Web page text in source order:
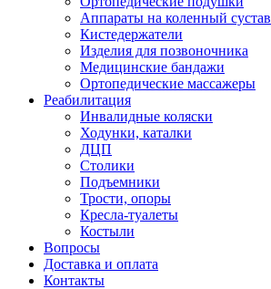
Аппараты на коленный сустав
Кистедержатели
Изделия для позвоночника
Медицинские бандажи
Ортопедические массажеры
Реабилитация
Инвалидные коляски
Ходунки, каталки
ДЦП
Столики
Подъемники
Трости, опоры
Кресла-туалеты
Костыли
Вопросы
Доставка и оплата
Контакты